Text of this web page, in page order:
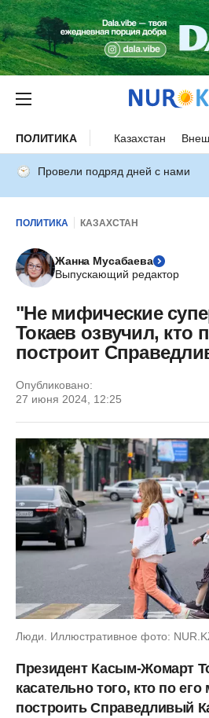
ПОЛИТИКА Казахстан
Провели подряд дней с нами
ПОЛИТИКА КАЗАХСТАН
Жанна Мусабаева
Выпускающий редактор
"Не мифические
Токаев озвучил, кто
построит
Опубликовано:
27 июня 2024, 12:25
Люди. Иллюстративное фото:
Президент Касым-Жомарт
касательно того, кто по
построить Справедливый